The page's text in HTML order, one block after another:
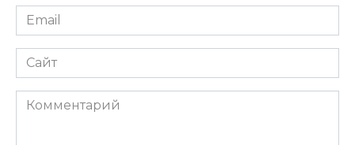
Email
*
Сайт
Комментарий